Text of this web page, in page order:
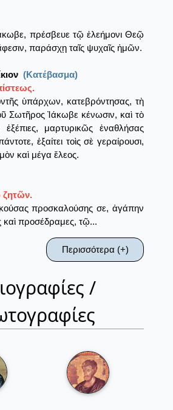
πρέσβευε τῷ ἐλεήμονι Θεῷ
παράσχῃ ταῖς ψυχαῖς ἡμῶν.
(Κατέβασμα)
ὑπάρχων, κατεβρόντησας, τὴ
Σωτῆρος Ἰάκωβε κένωσιν, καὶ τὸ
ἐξέπιες, μαρτυρικῶς ἐναθλήσας
ἐξαίτει τοὶς σὲ γεραίρουσι,
καὶ μέγα ἔλεος.
ζητῶν.
προσκαλούσης σε, ἀγάπην
καὶ προσέδραμες, τῷ...
Περισσότερα (+)
/